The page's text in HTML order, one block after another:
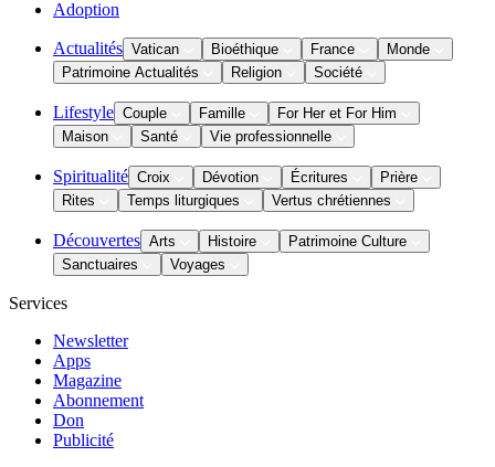
Adoption
Actualités Vatican Bioéthique France
Monde
Patrimoine Actualités
Religion Société
Lifestyle Couple Famille
For Her et For Him
Maison
Santé Vie professionnelle
Spiritualité Croix Dévotion Écritures
Prière
Rites
Temps liturgiques Vertus chrétiennes
Découvertes Arts Histoire
Patrimoine Culture
Sanctuaires
Voyages
Services
Newsletter
Apps
Magazine
Abonnement
Don
Publicité